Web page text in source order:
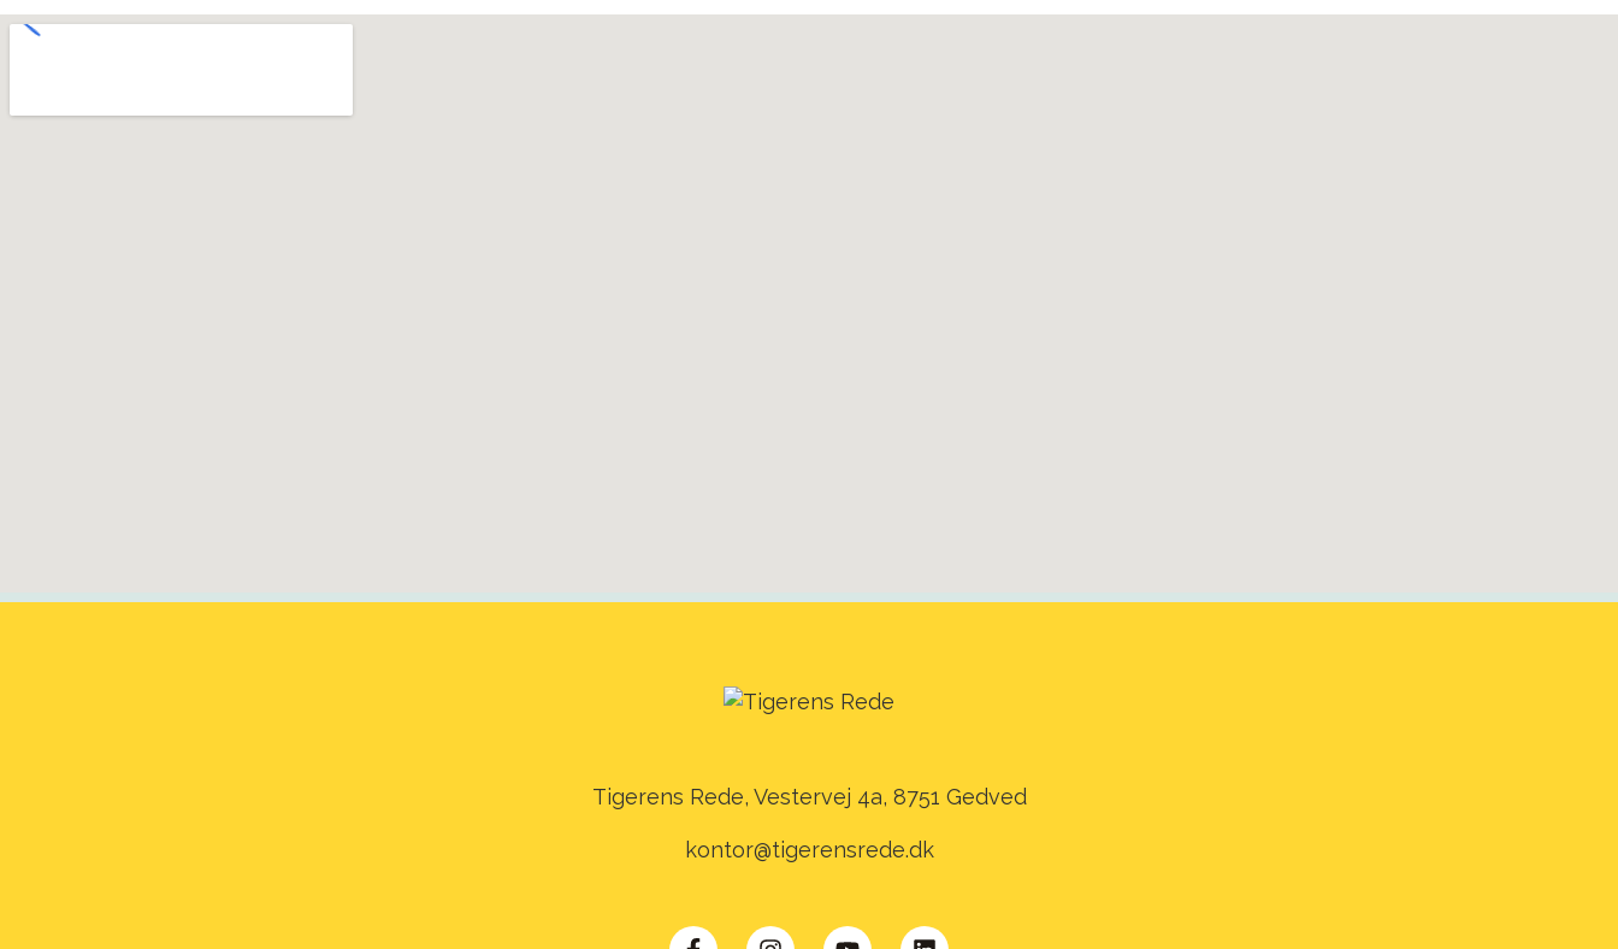
Tigerens Rede, Vestervej 4a, 8751 Gedved
kontor@tigerensrede.dk